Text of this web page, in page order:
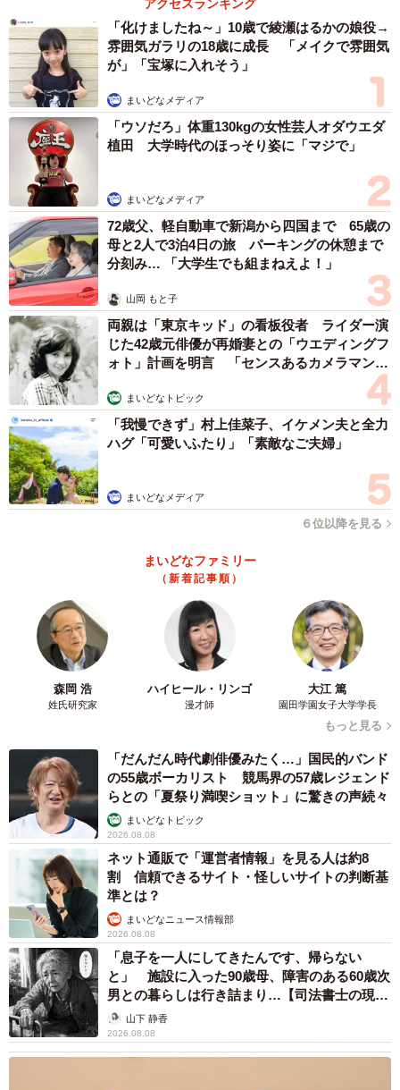
アクセスランキング
「化けましたね～」10歳で綾瀬はるかの娘役→
雰囲気ガラリの18歳に成長 「メイクで雰囲気
が」「宝塚に入れそう」
まいどなメディア
「ウソだろ」体重130kgの女性芸人オダウエダ
植田 大学時代のほっそり姿に「マジで」
まいどなメディア
72歳父、軽自動車で新潟から四国まで 65歳の
母と2人で3泊4日の旅 パーキングの休憩まで
分刻み… 「大学生でも組まねえよ！」
山岡 もと子
両親は「東京キッド」の看板役者 ライダー演
じた42歳元俳優が再婚妻との「ウエディングフ
ォト」計画を明言 「センスあるカメラマン求
まいどなトピック
「我慢できず」村上佳菜子、イケメン夫と全力
ハグ「可愛いふたり」「素敵なご夫婦」
まいどなメディア
６位以降を見る
まいどなファミリー
（新着記事順）
森岡 浩
姓氏研究家
ハイヒール・リンゴ
漫才師
大江 篤
園田学園女子大学学長
もっと見る
「だんだん時代劇俳優みたく…」国民的バンド
の55歳ボーカリスト 競馬界の57歳レジェンド
らとの「夏祭り満喫ショット」に驚きの声続々
まいどなトピック
2026.08.08
ネット通販で「運営者情報」を見る人は約8
割 信頼できるサイト・怪しいサイトの判断基
準とは？
まいどなニュース情報部
2026.08.08
「息子を一人にしてきたんです、帰らない
と」 施設に入った90歳母、障害のある60歳次
男との暮らしは行き詰まり…【司法書士の現場
から】山下 静香
2026.08.08